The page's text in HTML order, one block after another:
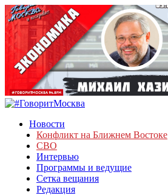
Новости
Конфликт на Ближнем Востоке
СВО
Интервью
Программы и ведущие
Сетка вещания
Редакция